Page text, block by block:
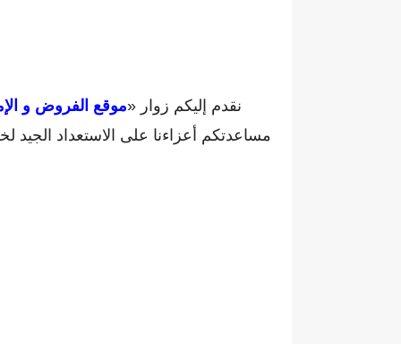
نقدم إليكم زوار «موقع الفروض و
مساعدتكم أعزاءنا على الاستعداد